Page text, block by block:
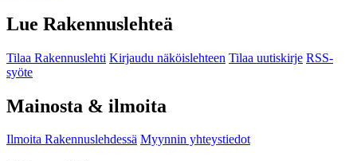
Lue Rakennuslehteä
Tilaa Rakennuslehti Kirjaudu näköislehteen Tilaa uutiskirje RSS-
syöte
Mainosta & ilmoita
Ilmoita Rakennuslehdessä Myynnin yhteystiedot